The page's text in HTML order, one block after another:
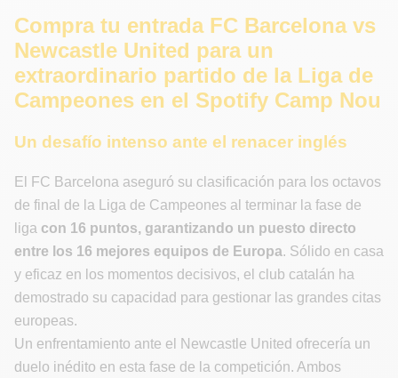
Compra tu entrada FC Barcelona vs
Newcastle United para un
extraordinario partido de la Liga de
Campeones en el Spotify Camp Nou
Un desafío intenso ante el renacer inglés
El FC Barcelona aseguró su clasificación para los octavos
de final de la Liga de Campeones al terminar la fase de
liga con 16 puntos, garantizando un puesto directo
entre los 16 mejores equipos de Europa. Sólido en casa
y eficaz en los momentos decisivos, el club catalán ha
demostrado su capacidad para gestionar las grandes citas
europeas.
Un enfrentamiento ante el Newcastle United ofrecería un
duelo inédito en esta fase de la competición. Ambos